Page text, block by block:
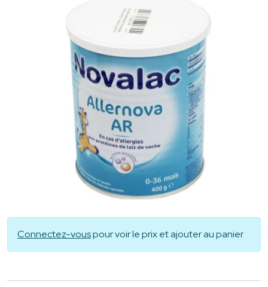
Connectez-vouspour voir le prix et ajouter au panier